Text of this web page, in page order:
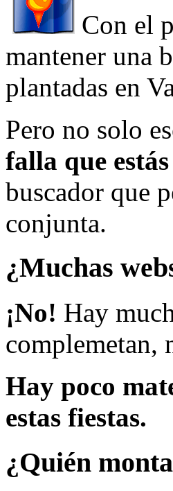
Con el
mantener una
plantadas en
Pero no solo
falla que
buscador que
conjunta.
¿Muchas
¡No! Hay
complemetan,
Hay poco
estas fiestas.
¿Quién